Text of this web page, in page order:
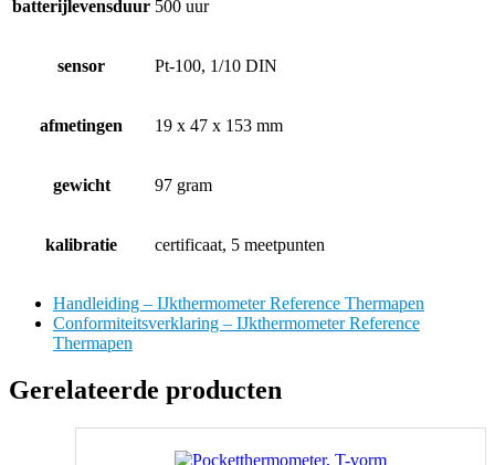
batterijlevensduur 500 uur
sensor Pt-100, 1/10 DIN
afmetingen 19 x 47 x 153 mm
gewicht 97 gram
kalibratie certificaat, 5 meetpunten
Handleiding – IJkthermometer Reference Thermapen
Conformiteitsverklaring – IJkthermometer Reference
Thermapen
Gerelateerde producten